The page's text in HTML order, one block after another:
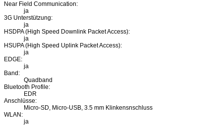
Near Field Communication:
ja
3G Unterstützung:
ja
HSDPA (High Speed Downlink Packet Access):
ja
HSUPA (High Speed Uplink Packet Access):
ja
EDGE:
ja
Band:
Quadband
Bluetooth Profile:
EDR
Anschlüsse:
Micro-SD, Micro-USB, 3.5 mm Klinkensnschluss
WLAN:
ja